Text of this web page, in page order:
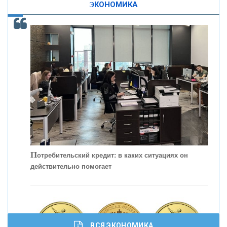
Скорость - один из главных трендов в
кредитовании бизнеса - «Интервью»
ЭКОНОМИКА
Потребительский кредит: в каких ситуациях он
действительно помогает